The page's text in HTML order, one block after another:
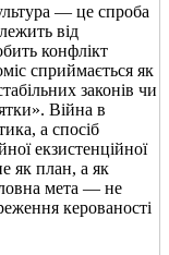
— це спроба
від
конфлікт
сприймається як
законів чи
Війна в
а спосіб
екзистенційної
як план, а як
мета — не
керованості